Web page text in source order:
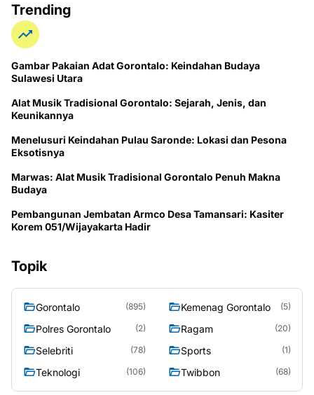
Trending
Gambar Pakaian Adat Gorontalo: Keindahan Budaya
Sulawesi Utara
Alat Musik Tradisional Gorontalo: Sejarah, Jenis, dan
Keunikannya
Menelusuri Keindahan Pulau Saronde: Lokasi dan Pesona
Eksotisnya
Marwas: Alat Musik Tradisional Gorontalo Penuh Makna
Budaya
Pembangunan Jembatan Armco Desa Tamansari: Kasiter
Korem 051/Wijayakarta Hadir
Topik
Gorontalo (895) Kemenag Gorontalo (5)
Polres Gorontalo (2) Ragam (20)
Selebriti (78) Sports (1)
Teknologi (106) Twibbon (68)